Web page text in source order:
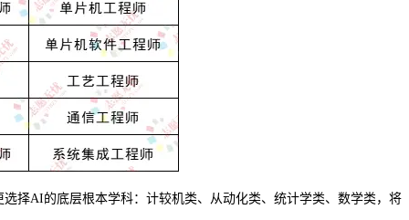
AI的底层根本学科：计较机类、从动化类、统计学类、数学类，将